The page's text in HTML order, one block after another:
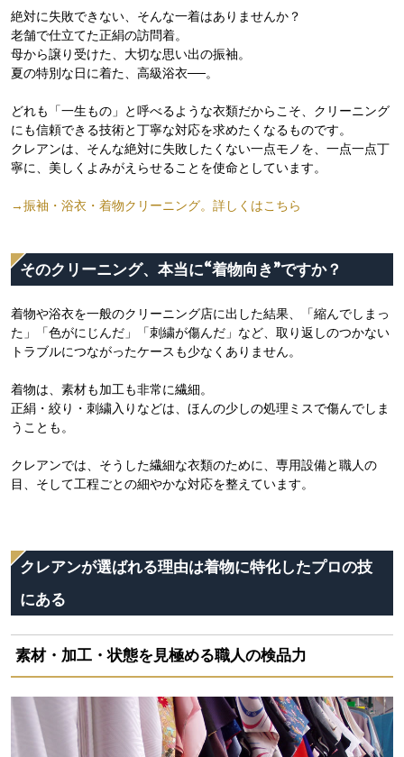
絶対に失敗できない、そんな一着はありませんか？
老舗で仕立てた正絹の訪問着。
母から譲り受けた、大切な思い出の振袖。
夏の特別な日に着た、高級浴衣──。
どれも「一生もの」と呼べるような衣類だからこそ、クリーニング
にも信頼できる技術と丁寧な対応を求めたくなるものです。
クレアンは、そんな絶対に失敗したくない一点モノを、一点一点丁
寧に、美しくよみがえらせることを使命としています。
→振袖・浴衣・着物クリーニング。詳しくはこちら
そのクリーニング、本当に“着物向き”ですか？
着物や浴衣を一般のクリーニング店に出した結果、「縮んでしまっ
た」「色がにじんだ」「刺繍が傷んだ」など、取り返しのつかない
トラブルにつながったケースも少なくありません。
着物は、素材も加工も非常に繊細。
正絹・絞り・刺繍入りなどは、ほんの少しの処理ミスで傷んでしま
うことも。
クレアンでは、そうした繊細な衣類のために、専用設備と職人の
目、そして工程ごとの細やかな対応を整えています。
クレアンが選ばれる理由は着物に特化したプロの技
にある
素材・加工・状態を見極める職人の検品力